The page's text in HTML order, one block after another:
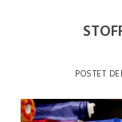
POSTET